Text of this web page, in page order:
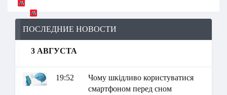
ПОСЛЕДНИЕ НОВОСТИ
3 АВГУСТА
19:52
Чому шкідливо користуватися
смартфоном перед сном